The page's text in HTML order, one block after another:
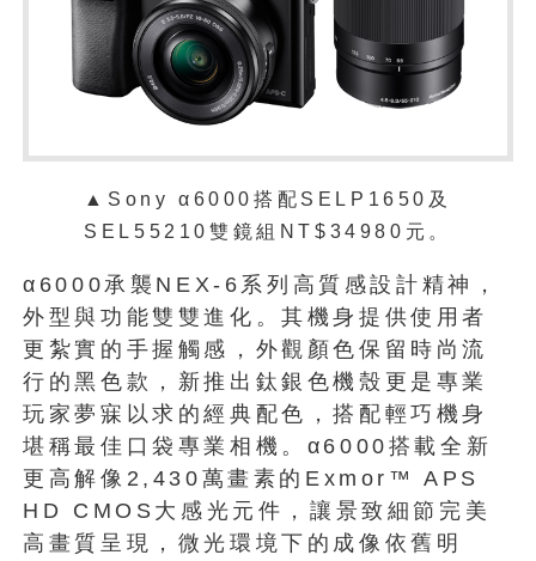
▲Sony α6000搭配SELP1650及
SEL55210雙鏡組NT$34980元。
α6000承襲NEX-6系列高質感設計精神，
外型與功能雙雙進化。其機身提供使用者
更紮實的手握觸感，外觀顏色保留時尚流
行的黑色款，新推出鈦銀色機殼更是專業
玩家夢寐以求的經典配色，搭配輕巧機身
堪稱最佳口袋專業相機。α6000搭載全新
更高解像2,430萬畫素的Exmor™ APS
HD CMOS大感光元件，讓景致細節完美
高畫質呈現，微光環境下的成像依舊明